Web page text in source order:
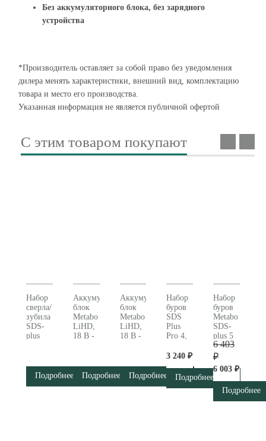
Без аккумуляторного блока, без зарядного
устройства
*Производитель оставляет за собой право без уведомления
дилера менять характеристики, внешний вид, комплектацию
товара и место его производства.
Указанная информация не является публичной офертой
С этим товаром покупают
Набор
сверла/
зубила
SDS-
plus
сумке,
Подробнее
Аккумуляторный
блок
Metabo
LiHD,
18 В -
Подробнее
Аккумуляторный
блок
Metabo
LiHD,
18 В -
Подробнее
Набор
буров
SDS
Plus
Pro 4,
Metabo
631715000
3 240 ₽
Подробнее
Набор
буров
Metabo
SDS-
plus 5
предметов
630477000
6 403
₽
6 003 ₽
Подробнее